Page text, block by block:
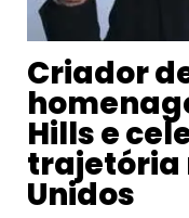
Criador
Hills e
trajetória
Unidos